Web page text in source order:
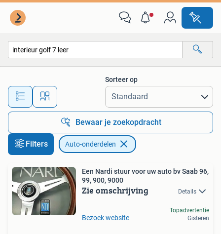
Alle afstanden…
Sorteer op
Bewaar je zoekopdracht
Filters Auto-onderdelen
Een Nardi stuur voor uw auto bv Saab 96,
99, 900, 9000
Zie omschrijving Details
Bezoek website
Topadvertentie
Gisteren